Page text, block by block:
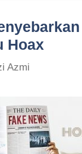
Hoax
Azmi